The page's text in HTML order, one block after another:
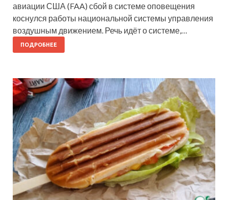
авиации США (FAA) сбой в системе оповещения
коснулся работы национальной системы управления
воздушным движением. Речь идёт о системе,…
ПОДРОБНЕЕ